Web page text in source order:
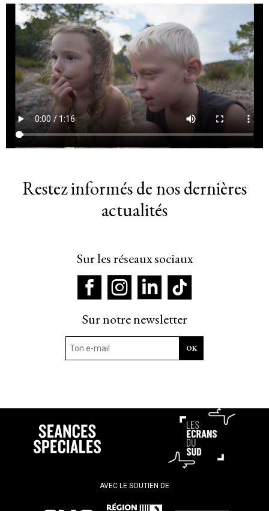
Restez informés de nos dernières
actualités
Sur les réseaux sociaux
Sur notre newsletter
AVEC LE SOUTIEN DE